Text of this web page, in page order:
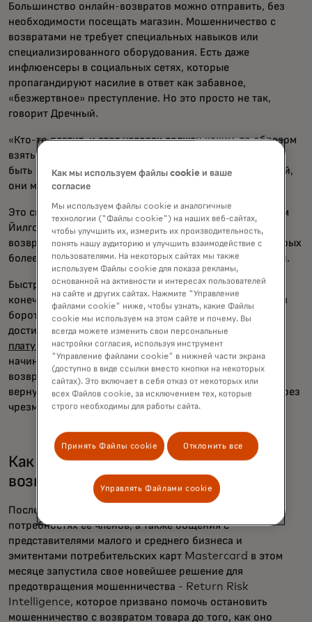
Большинство онлайн-возвратов можно отправить, без
необходимости посещать магазин. Мошенничество с
возвратами не требует специальных навыков или
специализированного оборудования. Есть даже
инфлюенсеры в социальных сетях, которые
пропагандируют насилие в ответ как забавное,
«безжертвное» преступление. Но это просто не так,
говорит Дречный.
«Кто-то платит, и этот человек должен каким-то образом
взять на себя эти расходы», — говорит он. «Это может
быть что угодно — ритейлеру придётся отпустить людей,
они могут даже закрыться.»
Это связано с тем, что затраты значительны. По словам
Йилгорена, в 2024 году Mastercard обработает
возвраты на сумму 125 миллиардов долларов, из которых
более 17 миллиардов долларов будут мошенническими.
Быстрый и простой потребительский опыт — это
конечная цель для большинства торговцев, но попытки
бороться с мошенничеством с возвратом усложняют
достижение этого. Розничные продавцы увеличивают
плату за доставку и пополнение запасов, а также
начинают требовать больше бумажной волокиты для
возврата. В результате легальные покупатели могут не
вернуться продавцу, если им приходится проходить через
чрезмерные трудности, чтобы вернуть товар.
Как сократить возвраты платежей и
возврат злоупотреблений
После консультаций с MAG о специфических
потребностях ее членов, а также общения с
представителями малого и среднего бизнеса и
эмитентами потребительских карт Mastercard в этом
месяце запустила свое новейшее решение для
предотвращения мошенничества - Return Risk
Intelligence, которое призвано помочь остановить
мошенничество с возвратом товара до того, как оно
Как мы используем файлы cookie и ваше
согласие
Мы используем файлы cookie и аналогичные
технологии ("Файлы cookie") на наших веб-сайтах,
чтобы улучшить их, измерить их производительность,
понять нашу аудиторию и улучшить взаимодействие с
пользователями. На некоторых сайтах мы также
используем Файлы cookie для показа рекламы,
основанной на активности и интересах пользователей
на сайте и других сайтах. Нажмите "Управление
файлами cookie" ниже, чтобы узнать, какие Файлы
cookie мы используем на этом сайте и почему. Вы
всегда можете изменить свои персональные
настройки согласия, используя инструмент
"Управление файлами cookie" в нижней части экрана
(доступно в виде ссылки вместо кнопки на некоторых
сайтах). Это включает в себя отказ от некоторых или
всех Файлов cookie, за исключением тех, которые
строго необходимы для работы сайта.
Принять Файлы cookie Отклонить все
Управлять Файлами cookie